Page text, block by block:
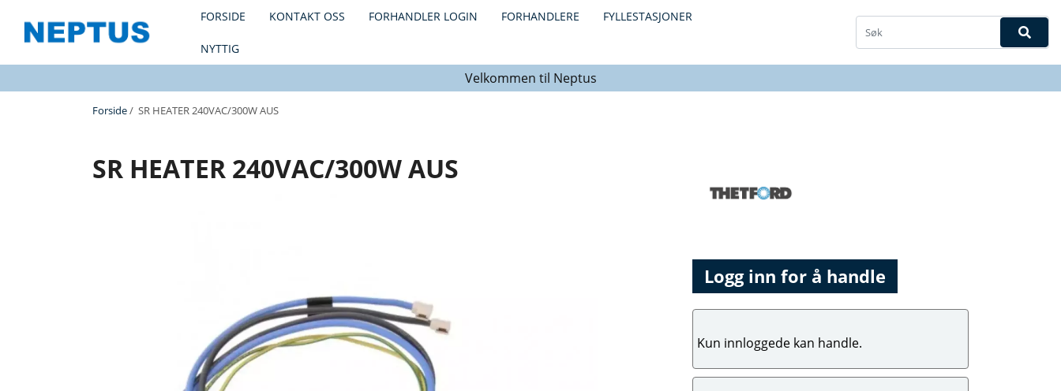
FORSIDE KONTAKT OSS FORHANDLER LOGIN FORHANDLERE FYLLESTASJONER
NYTTIG
Velkommen til Neptus
Forside/ SR HEATER 240VAC/300W AUS
SR HEATER 240VAC/300W AUS
Logg inn for å handle
Kun innloggede kan handle.